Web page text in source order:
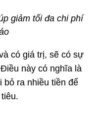
giảm tối đa chi phí
có giá trị, sẽ có sự
này có nghĩa là
bỏ ra nhiều tiền để